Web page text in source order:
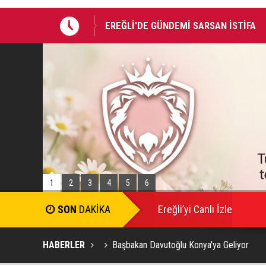
EREĞLİ'DE GÜNDEMİ SARSAN İSTİFA
Takla atan otomobildeki Bedirhan öldü,
1 2 3 4 5 6
SON DAKİKA Ereğli’yi Canlı İzle
HABERLER Başbakan Davutoğlu Konya'ya Geliyor